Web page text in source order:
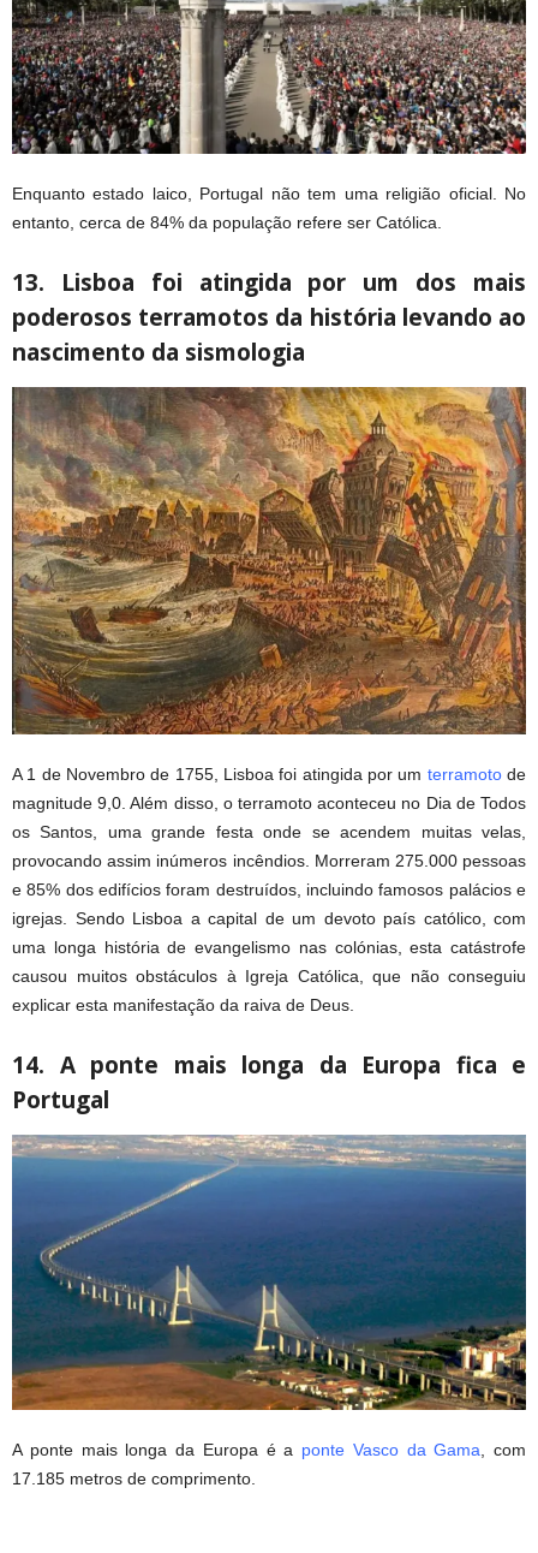
Enquanto estado laico, Portugal não tem uma religião oficial. No
entanto, cerca de 84% da população refere ser Católica.
13. Lisboa foi atingida por um dos mais
poderosos terramotos da história levando ao
nascimento da sismologia
A 1 de Novembro de 1755, Lisboa foi atingida por um terramotode
magnitude 9,0. Além disso, o terramoto aconteceu no Dia de Todos
os Santos, uma grande festa onde se acendem muitas velas,
provocando assim inúmeros incêndios. Morreram 275.000 pessoas
e 85% dos edifícios foram destruídos, incluindo famosos palácios e
igrejas. Sendo Lisboa a capital de um devoto país católico, com
uma longa história de evangelismo nas colónias, esta catástrofe
causou muitos obstáculos à Igreja Católica, que não conseguiu
explicar esta manifestação da raiva de Deus.
14. A ponte mais longa da Europa fica e
Portugal
A ponte mais longa da Europa é a ponte Vasco da Gama , com
17.185 metros de comprimento.